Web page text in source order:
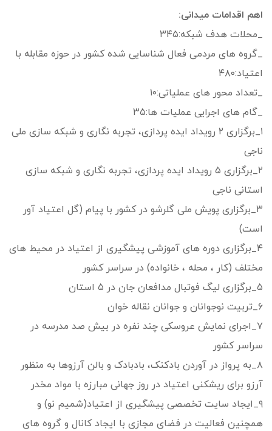
اهم اقدامات میدانی:
_محلات هدف شبکه:۳۴۵
_گروه های مردمی فعال شناسایی شده کشور در حوزه مقابله با
اعتیاد:۴۸۰
_تعداد محور های عملیاتی:۱۰
_گام های اجرایی عملیات ها:۳۵
۱_برگزاری ۲ رویداد ایده پردازی، تجربه نگاری و شبکه سازی ملی
ناجی
۲_برگزاری ۵ رویداد ایده پردازی، تجربه نگاری و شبکه سازی
استانی ناجی
۳_برگزاری پویش ملی گلرشو در کشور با پیام (گل اعتیاد آور
است)
۴_برگزاری دوره های آموزشی پیشگیری از اعتیاد در محیط های
مختلف (کار ، محله ، خانواده) در سراسر کشور
۵_برگزاری لیگ فوتبال مدافعان جان در ۵ استان
۶_تربیت نوجوانان و جوانان نقاله خوان
۷_اجرای نمایش عروسکی چند نفره در بیش صد مدرسه در
سراسر کشور
۸_به پرواز در آوردن بادکنک، بادبادک و بالن آرزوها به منظور
آرزو برای ریشکنی اعتیاد در روز جهانی مبارزه با مواد مخدر
۹_ایجاد سایت تخصصی پیشگیری از اعتیاد(شمیم نو) و
همچنین فعالیت در فضای مجازی با ایجاد کانال و گروه های